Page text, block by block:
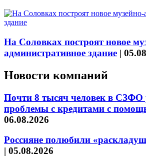
На Соловках построят новое
административное здание |
Новости компаний
Почти 8 тысяч человек в СЗФО
проблемы с кредитами с
06.08.2026
Россияне полюбили
| 05.08.2026